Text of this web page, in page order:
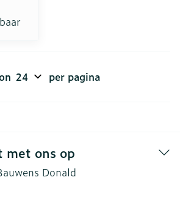
per pagina
met ons op
Donald